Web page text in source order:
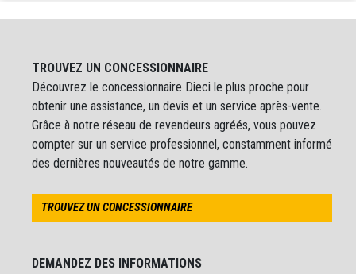
TROUVEZ UN CONCESSIONNAIRE
Découvrez le concessionnaire Dieci le plus proche pour
obtenir une assistance, un devis et un service après-vente.
Grâce à notre réseau de revendeurs agréés, vous pouvez
compter sur un service professionnel, constamment informé
des dernières nouveautés de notre gamme.
TROUVEZ UN CONCESSIONNAIRE
DEMANDEZ DES INFORMATIONS